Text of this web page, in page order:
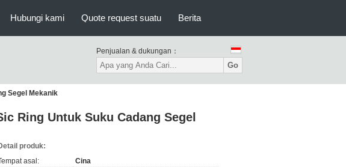
Hubungi kami Quote request suatu Berita
Penjualan & dukungan：
Go
Segel Mekanik
Ring Untuk Suku Cadang Segel
produk:
asal:
Cina